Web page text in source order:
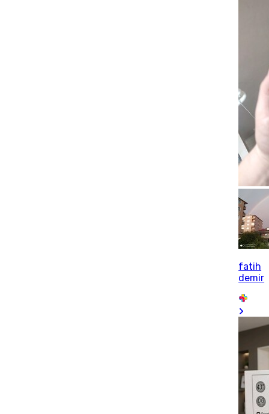
fatih
demir